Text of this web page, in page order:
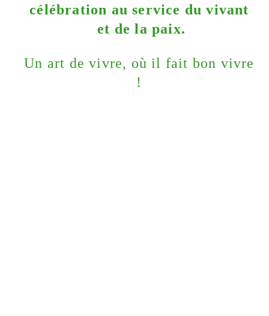
célébration au service du vivant
et de la paix.
Un art de vivre, où il fait bon vivre
!